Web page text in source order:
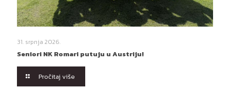
31. srpnja 2026.
Seniori NK Romari putuju u Austriju!
Pročitaj više